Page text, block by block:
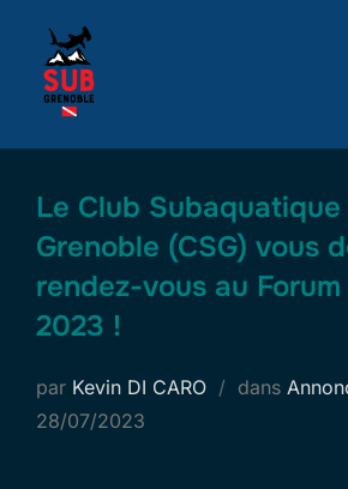
contenu
Le Club Subaquatique
Grenoble (CSG) vous
rendez-vous au
2023 !
par Kevin DI CARO dans
28/07/2023